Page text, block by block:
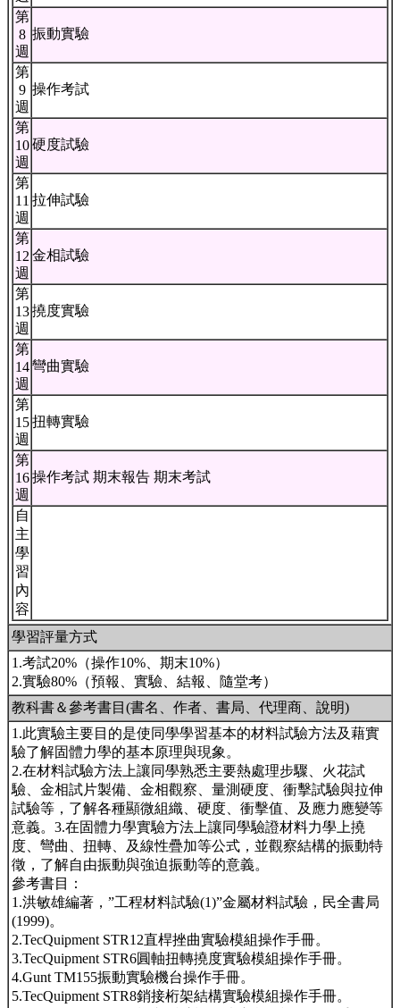
第
8
週
振動實驗
第
9
週
操作考試
第
10
週
硬度試驗
第
11
週
拉伸試驗
第
12
週
金相試驗
第
13
週
撓度實驗
第
14
週
彎曲實驗
第
15
週
扭轉實驗
第
16
週
操作考試 期末報告 期末考試
自
主
學
習
內
容
學習評量方式
1.考試20%（操作10%、期末10%）
2.實驗80%（預報、實驗、結報、隨堂考）
教科書＆參考書目(書名、作者、書局、代理商、說明)
1.此實驗主要目的是使同學學習基本的材料試驗方法及藉實
驗了解固體力學的基本原理與現象。
2.在材料試驗方法上讓同學熟悉主要熱處理步驟、火花試
驗、金相試片製備、金相觀察、量測硬度、衝擊試驗與拉伸
試驗等，了解各種顯微組織、硬度、衝擊值、及應力應變等
意義。3.在固體力學實驗方法上讓同學驗證材料力學上撓
度、彎曲、扭轉、及線性疊加等公式，並觀察結構的振動特
徵，了解自由振動與強迫振動等的意義。
參考書目：
1.洪敏雄編著，”工程材料試驗(1)”金屬材料試驗，民全書局
(1999)。
2.TecQuipment STR12直桿挫曲實驗模組操作手冊。
3.TecQuipment STR6圓軸扭轉撓度實驗模組操作手冊。
4.Gunt TM155振動實驗機台操作手冊。
5.TecQuipment STR8銷接桁架結構實驗模組操作手冊。